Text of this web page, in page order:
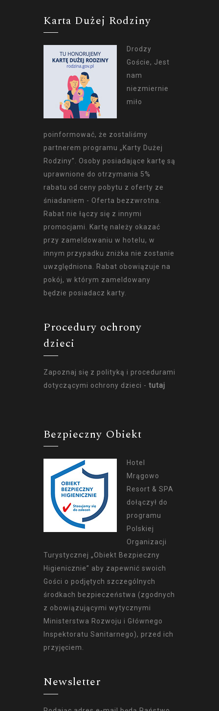
Karta Dużej Rodziny
Drodzy
Goście, Jest
nam
niezmiernie
miło
poinformować, że zostaliśmy
partnerem programu „Karty Dużej
Rodziny”. Osoby posiadające kartę są
uprawnione do otrzymania 5%
rabatu od ceny pobytu z oferty ze
śniadaniem - Oferta bezzwrotna.
Rabat nie łączy się z innymi
promocjami. Kartę należy okazać
przy zameldowaniu w hotelu, w
innym przypadku zniżka nie zostanie
uwzględniona. Rabat obowiązuje na
pokój, w którym zameldowany
będzie posiadacz karty.
Procedury ochrony
dzieci
Zapoznaj się z polityką i procedurami
dotyczącymi ochrony dzieci - tutaj
Bezpieczny Obiekt
Hotel
Mrągowo
Resort & SPA
dołączył do
programu
Polskiej
Organizacji
Turystycznej „Obiekt Bezpieczny
Higienicznie” aby zapewnić swoich
Gości o podjętych szczególnych
środkach bezpieczeństwa (zgodnych
z obowiązującymi wytycznymi
Ministerstwa Rozwoju i Głównego
Inspektoratu Sanitarnego), przed ich
przyjęciem.
Newsletter